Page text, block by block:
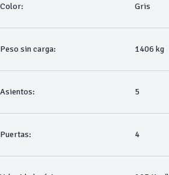
Color: Gris
Peso sin carga: 1406 kg
Asientos: 5
Puertas: 4